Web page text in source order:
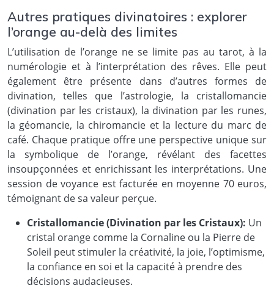
Autres pratiques divinatoires : explorer
l’orange au-delà des limites
L’utilisation de l’orange ne se limite pas au tarot, à la
numérologie et à l’interprétation des rêves. Elle peut
également être présente dans d’autres formes de
divination, telles que l’astrologie, la cristallomancie
(divination par les cristaux), la divination par les runes,
la géomancie, la chiromancie et la lecture du marc de
café. Chaque pratique offre une perspective unique sur
la symbolique de l’orange, révélant des facettes
insoupçonnées et enrichissant les interprétations. Une
session de voyance est facturée en moyenne 70 euros,
témoignant de sa valeur perçue.
Cristallomancie (Divination par les Cristaux): Un
cristal orange comme la Cornaline ou la Pierre de
Soleil peut stimuler la créativité, la joie, l’optimisme,
la confiance en soi et la capacité à prendre des
décisions audacieuses.